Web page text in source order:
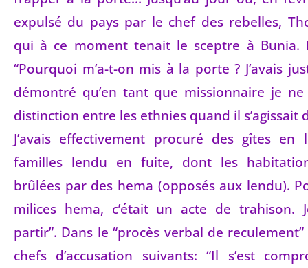
expulsé du pays par le chef des rebelles,
qui à ce moment tenait le sceptre à Bunia.
“Pourquoi m’a-t-on mis à la porte ? J’avais
démontré qu’en tant que missionnaire je
distinction entre les ethnies quand il s’agissait
J’avais effectivement procuré des gîtes
familles lendu en fuite, dont les
brûlées par des hema (opposés aux lendu).
milices hema, c’était un acte de trahison.
partir”. Dans le “procès verbal de
chefs d’accusation suivants: “Il s’est